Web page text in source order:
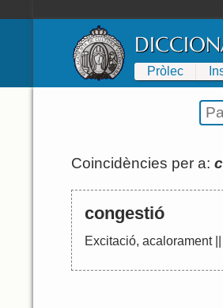
Pròlec
Coincidències per a:
congestió
Excitació, acalorament||